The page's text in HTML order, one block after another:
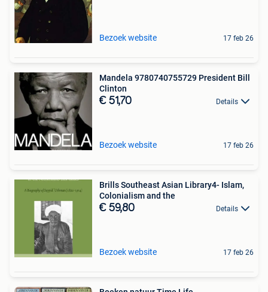
Bezoek website 17 feb 26
Mandela 9780740755729 President Bill
Clinton
€ 51,70 Details
Bezoek website 17 feb 26
Brills Southeast Asian Library4- Islam,
Colonialism and the
€ 59,80 Details
Bezoek website 17 feb 26